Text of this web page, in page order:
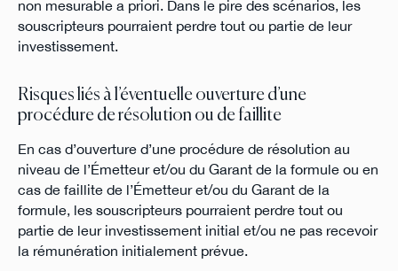
non mesurable a priori. Dans le pire des scénarios, les
souscripteurs pourraient perdre tout ou partie de leur
investissement.
Risques liés à l’éventuelle ouverture d’une
procédure de résolution ou de faillite
En cas d’ouverture d’une procédure de résolution au
niveau de l’Émetteur et/ou du Garant de la formule ou en
cas de faillite de l’Émetteur et/ou du Garant de la
formule, les souscripteurs pourraient perdre tout ou
partie de leur investissement initial et/ou ne pas recevoir
la rémunération initialement prévue.